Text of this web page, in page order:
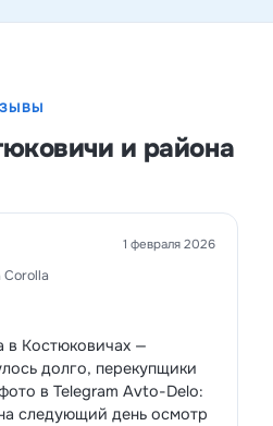
и района
Corolla
1 февраля 2026
в Костюковичах —
долго, перекупщики
в Telegram Avto-Delo:
следующий день осмотр